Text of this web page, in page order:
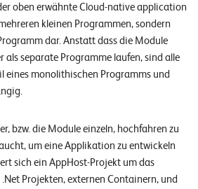
e
r
n
m
e
n
oben erwähnte Cloud-native application
kleinen Programmen, sondern
dar. Anstatt dass die Module
separate Programme laufen, sind alle
eines monolithischen Programms und
bzw. die Module einzeln, hochfahren zu
um eine Applikation zu entwickeln
sich ein AppHost-Projekt um das
Projekten, externen Containern, und